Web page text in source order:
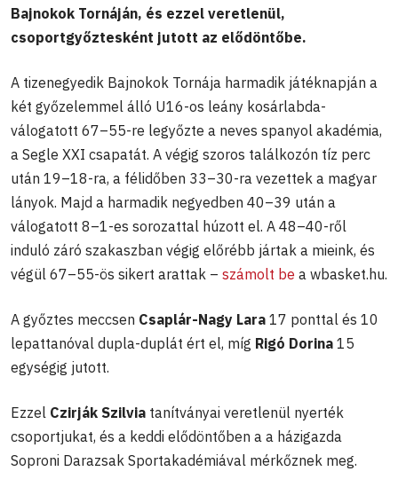
Bajnokok Tornáján, és ezzel veretlenül,
csoportgyőztesként jutott az elődöntőbe.
A tizenegyedik Bajnokok Tornája harmadik játéknapján a
két győzelemmel álló U16-os leány kosárlabda-
válogatott 67–55-re legyőzte a neves spanyol akadémia,
a Segle XXI csapatát. A végig szoros találkozón tíz perc
után 19–18-ra, a félidőben 33–30-ra vezettek a magyar
lányok. Majd a harmadik negyedben 40–39 után a
válogatott 8–1-es sorozattal húzott el. A 48–40-ről
induló záró szakaszban végig előrébb jártak a mieink, és
végül 67–55-ös sikert arattak – számolt be a wbasket.hu.
A győztes meccsen Csaplár-Nagy Lara 17 ponttal és 10
lepattanóval dupla-duplát ért el, míg Rigó Dorina 15
egységig jutott.
Ezzel Czirják Szilvia tanítványai veretlenül nyerték
csoportjukat, és a keddi elődöntőben a a házigazda
Soproni Darazsak Sportakadémiával mérkőznek meg.